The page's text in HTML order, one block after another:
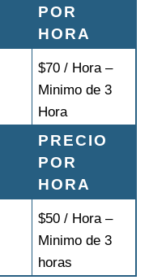
POR
HORA
$70 / Hora –
Minimo de 3
Hora
PRECIO
POR
HORA
$50 / Hora –
Minimo de 3
horas